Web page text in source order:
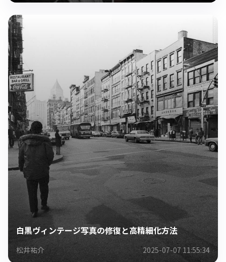
白黒ヴィンテージ写真の修復と高精細化方法
松井祐介 2025-07-07 11:55:34